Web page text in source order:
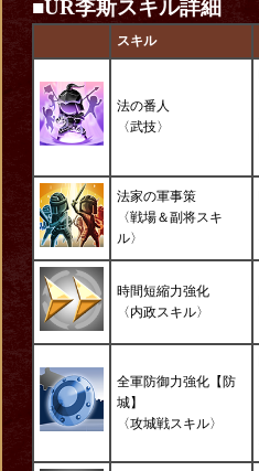
■UR李斯スキル詳細
スキル
法の番人
〈武技〉
法家の軍事策
〈戦場＆副将スキ
ル〉
時間短縮力強化
〈内政スキル〉
全軍防御力強化【防
城】
〈攻城戦スキル〉